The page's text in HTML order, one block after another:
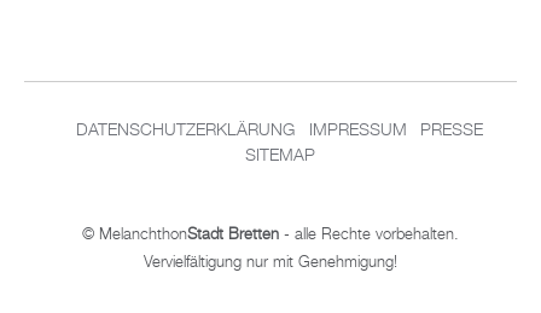
DATENSCHUTZERKLÄRUNG IMPRESSUM
PRESSE
SITEMAP
© MelanchthonStadt Bretten - alle Rechte vorbehalten.
Vervielfältigung nur mit Genehmigung!